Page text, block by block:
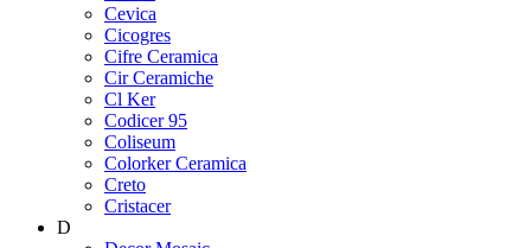
Cevica
Cicogres
Cifre Ceramica
Cir Ceramiche
Cl Ker
Codicer 95
Coliseum
Colorker Ceramica
Creto
Cristacer
D